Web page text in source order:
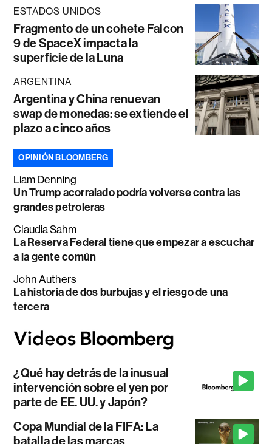
ESTADOS UNIDOS
Fragmento de un cohete Falcon
9 de SpaceX impacta la
superficie de la Luna
ARGENTINA
Argentina y China renuevan
swap de monedas: se extiende el
plazo a cinco años
OPINIÓN BLOOMBERG
Liam Denning
Un Trump acorralado podría volverse contra las
grandes petroleras
Claudia Sahm
La Reserva Federal tiene que empezar a escuchar
a la gente común
John Authers
La historia de dos burbujas y el riesgo de una
tercera
¿Qué hay detrás de la inusual
intervención sobre el yen por
parte de EE. UU. y Japón?
Copa Mundial de la FIFA: La